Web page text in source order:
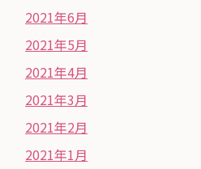
2021年6月
2021年5月
2021年4月
2021年3月
2021年2月
2021年1月